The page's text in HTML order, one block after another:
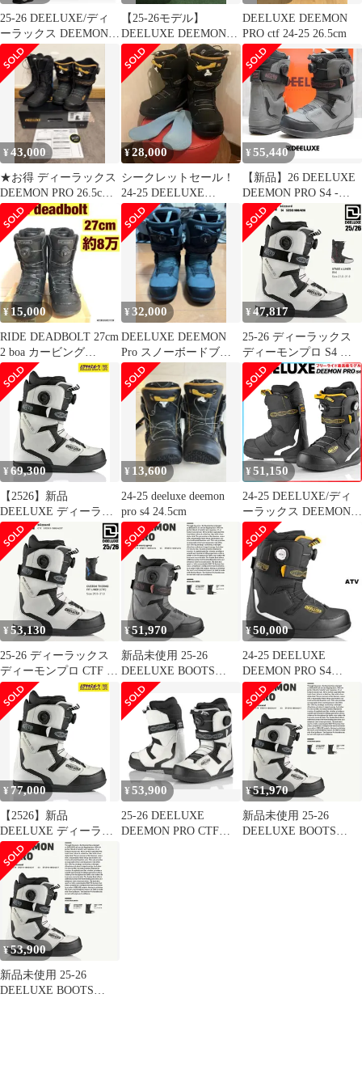
25-26 DEELUXE/ディ
ーラックス DEEMON
PRO s4 ディーモンプロ
メンズ レディース 熱成
型対応ブーツ ダブルボ
ア スノーボード 2026
【25-26モデル】
DEELUXE DEEMON
PRO S4 (29.5)
DEELUXE DEEMON
PRO ctf 24-25 26.5cm
¥43,000
★お得 ディーラックス
DEEMON PRO 26.5cm
インナーCTF新品★
¥28,000
シークレットセール！
24-25 DEELUXE
DEEMON PRO 26.5
¥ 55,440
【新品】26 DEELUXE
DEEMON PRO S4 -
MERCURY GREY - 26.5
正規品 サーモインナー
スノーボード ブーツ
¥ 15,000
RIDE DEADBOLT 27cm
2 boa カービング
deemon並
¥32,000
DEELUXE DEEMON
Pro スノーボードブー
ツ 26.5cm
¥47,817
25-26 ディーラックス
ディーモンプロ S4 ス
ノーボード ブーツ
DEELUXE DEEMON
PRO S4 BLIZZARD メ
ンズ スノボ 熱成形
2026 日本正規品
¥69,300
【2526】新品
DEELUXE ディーラッ
クス スノーボード ブー
ツ STAGE4 ユニセック
ス DEEMON PRO S4 ム
ラサキスポーツ 25-26
モデル MM A23
¥ 13,600
24-25 deeluxe deemon
pro s4 24.5cm
¥51,150
24-25 DEELUXE/ディ
ーラックス DEEMON
PRO s4 ディーモンプロ
メンズ レディース 熱成
型対応ブーツ デュアル
ボア スノーボード 2025
型落ち
¥53,130
25-26 ディーラックス
ディーモンプロ CTF ス
ノーボード ブーツ
DEELUXE DEEMON
PRO CTF BLIZZARD
メンズ スノボ 熱成形
2026 日本正規品
¥51,970
新品未使用 25-26
DEELUXE BOOTS
DEEMON PRO S4
MERCURY GREY
25.5cm 土日祝発送OK
11000 ディーラックス
¥50,000
24-25 DEELUXE
DEEMON PRO S4
26.5cm 新品未使用
¥ 77,000
【2526】新品
DEELUXE ディーラッ
クス スノーボード ブー
ツ CUSTOM THERMO
FIT ユニセックス
DEEMON PRO CTF 25-
26モデル MM A23
¥53,900
25-26 DEELUXE
DEEMON PRO CTF
¥51,970
新品未使用 25-26
DEELUXE BOOTS
¥53,900
新品未使用 25-26
DEELUXE BOOTS